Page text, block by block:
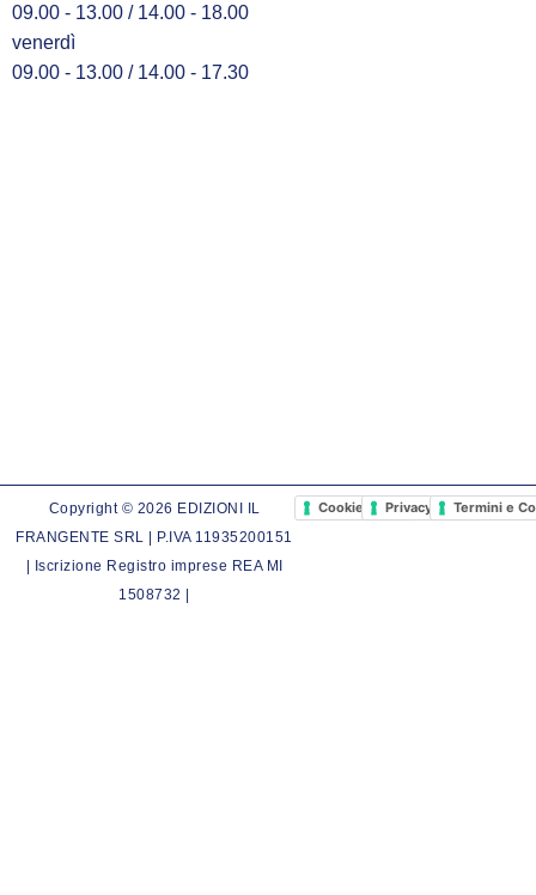
09.00 - 13.00 / 14.00 - 18.00
venerdì
09.00 - 13.00 / 14.00 - 17.30
Copyright © 2026 EDIZIONI IL
FRANGENTE SRL | P.IVA 11935200151
| Iscrizione Registro imprese REA MI
1508732 |
Cookie PolicyPrivacy PolicyTermini e